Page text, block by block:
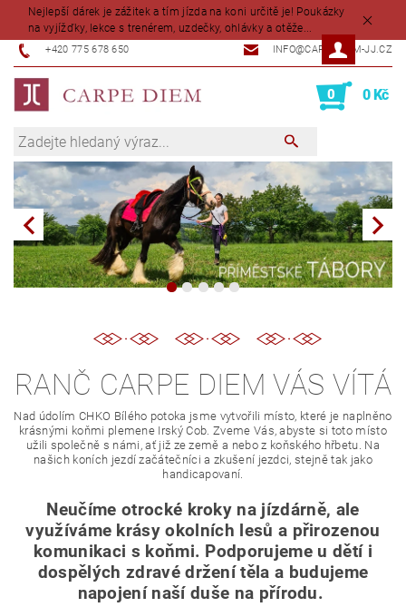
Nejlepší dárek je zážitek a tím jízda na koni určitě je! Poukázky
na vyjížďky, lekce s trenérem, uzdečky, ohlávky a otěže...
+420 775 678 650 INFO@CARPEDIEM-JJ.CZ
0 0 Kč
RANČ CARPE DIEM VÁS VÍTÁ
Nad údolím CHKO Bílého potoka jsme vytvořili místo, které je naplněno
krásnými koňmi plemene Irský Cob. Zveme Vás, abyste si toto místo
užili společně s námi, ať již ze země a nebo z koňského hřbetu. Na
našich koních jezdí začátečníci a zkušení jezdci, stejně tak jako
handicapovaní.
Neučíme otrocké kroky na jízdárně, ale
využíváme krásy okolních lesů a přirozenou
komunikaci s koňmi. Podporujeme u dětí i
dospělých zdravé držení těla a budujeme
napojení naší duše na přírodu.